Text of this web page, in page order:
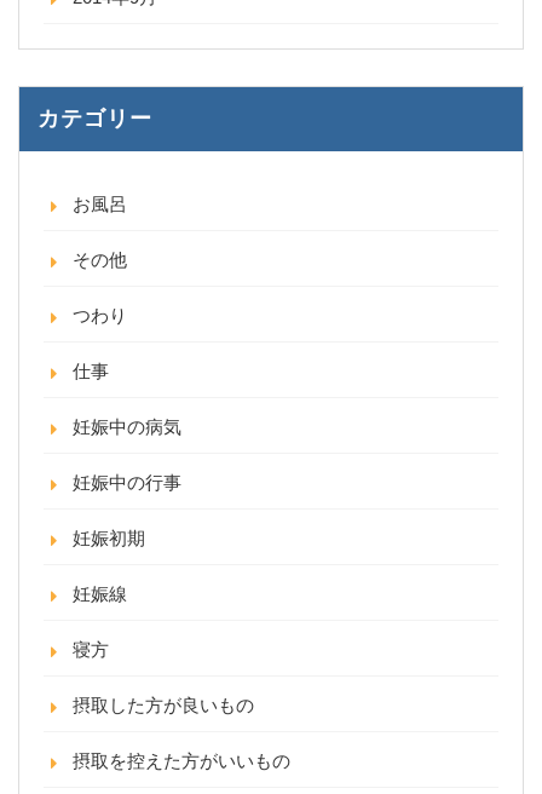
カテゴリー
お風呂
その他
つわり
仕事
妊娠中の病気
妊娠中の行事
妊娠初期
妊娠線
寝方
摂取した方が良いもの
摂取を控えた方がいいもの